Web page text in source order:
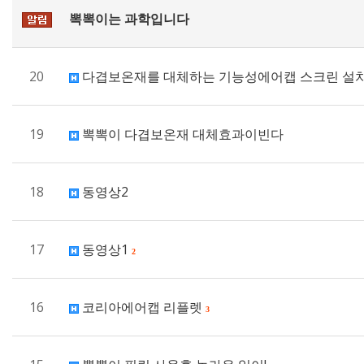
뽁뽁이는 과학입니다
20 다겹보온재를 대체하는 기능성에어캡 스크린 설
19 뽁뽁이 다겹보온재 대체효과이빈다
18 동영상2
17 동영상1 2
16 코리아에어캡 리플렛 3